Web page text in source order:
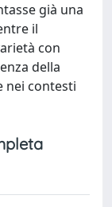
già una
il
con
della
nei contesti